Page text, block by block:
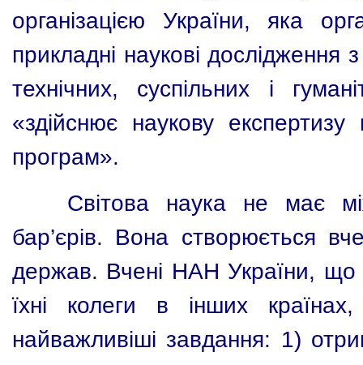
організацією України, яка
прикладні наукові
технічних, суспільних і
«здійснює наукову
програм».
Світова наука не має
бар’єрів. Вона створюється
держав. Вчені НАН України, що
їхні колеги в інших
найважливіші завдання: 1)